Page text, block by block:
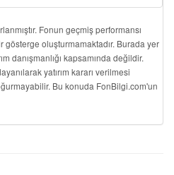
Fonun geçmiş performansı
oluşturmamaktadır. Burada yer
danışmanlığı kapsamında değildir.
yatırım kararı verilmesi
Bu konuda FonBilgi.com'un